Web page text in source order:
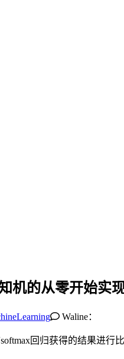
机的从零开始实
Waline：
回归获得的结果进行